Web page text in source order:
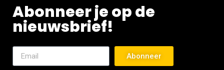
Abonneer je op de
nieuwsbrief!
Abonneer